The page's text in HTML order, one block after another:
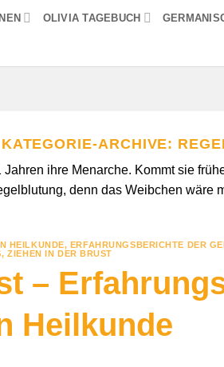
OLIVIA TAGEBUCH
KATEGORIE-ARCHIVE:
ihre Menarche. Kommt sie
denn das Weibchen wäre
HEILKUNDE, ERFAHRUNGSBERICHTE DER
,ZIEHEN IN DER BRUST
–
Heilkunde